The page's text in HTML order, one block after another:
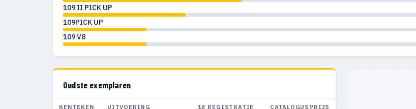
109 II PICK UP
109PICK UP
109 V8
Oudste exemplaren
KENTEKEN UITVOERING 1E REGISTRATIE CATALOGUSPRIJS